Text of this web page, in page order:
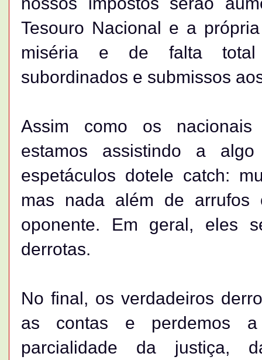
Tesouro Nacional e a
miséria e de falta total
subordinados e submissos
Assim como os nacionais
estamos assistindo a
espetáculos dotele catch:
mas nada além de
oponente. Em geral, eles
derrotas.
No final, os verdadeiros
as contas e perdemos
parcialidade da justiça,